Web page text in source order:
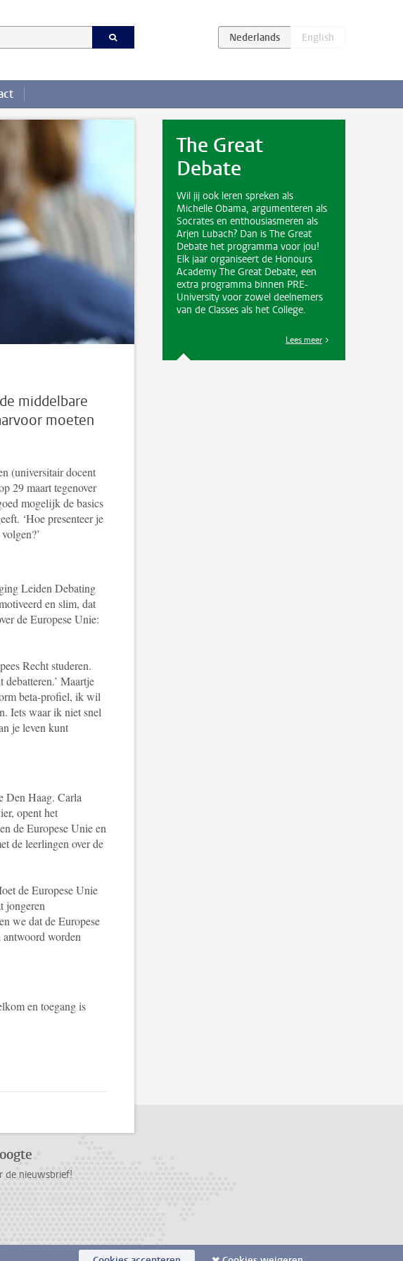
middelbare
moeten
(universitair docent
29 maart tegenover
mogelijk de basics
‘Hoe presenteer je
Leiden Debating
en slim, dat
de Europese Unie:
Recht studeren.
Maartje
beta-profiel, ik wil
Iets waar ik niet snel
je leven kunt
Den Haag. Carla
opent het
de Europese Unie en
de leerlingen over de
de Europese Unie
jongeren
we dat de Europese
worden
en toegang is
The Great
Debate
Wil jij ook leren spreken als
Michelle Obama, argumenteren als
Socrates en enthousiasmeren als
Arjen Lubach? Dan is The Great
Debate het programma voor jou!
Elk jaar organiseert de Honours
Academy The Great Debate, een
extra programma binnen PRE-
University voor zowel deelnemers
van de Classes als het College.
Lees meer
de nieuwsbrief!